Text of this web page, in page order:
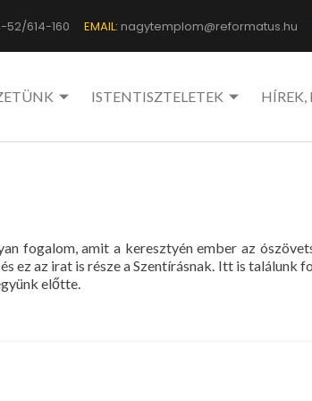
52/614-160 EMAIL: nagytemplom@reformatus.hu
ISTENTISZTELETEK HÍREK,
fogalom, amit a keresztyén ember az
ez az irat is része a Szentírásnak. Itt is
előtte.